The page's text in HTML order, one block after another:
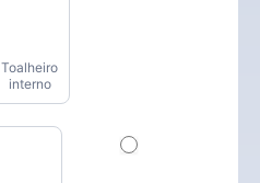
Toalheiro
interno